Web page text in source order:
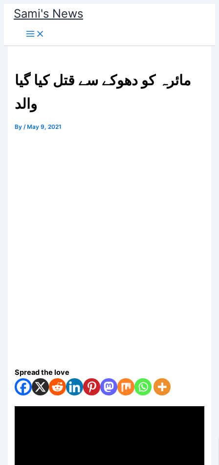
Skip
content
Sami's News
مائرہ کو دھوکے سے قتل کیا گیا
والد
By/ May 9, 2021
Spread the love